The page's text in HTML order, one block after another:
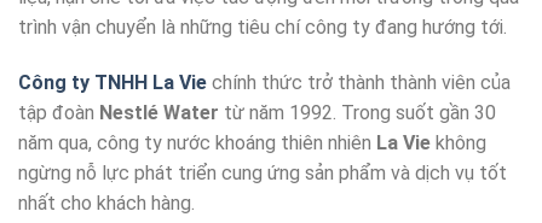
trình vận chuyển là những tiêu chí công ty đang hướng tới.
Công ty TNHH La Vie chính thức trở thành thành viên của
tập đoàn Nestlé Water từ năm 1992. Trong suốt gần 30
năm qua, công ty nước khoáng thiên nhiên La Vie không
ngừng nỗ lực phát triển cung ứng sản phẩm và dịch vụ tốt
nhất cho khách hàng.